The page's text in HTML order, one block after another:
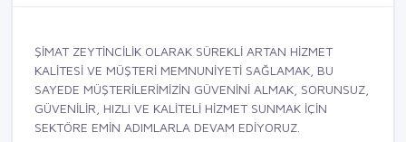
ŞİMAT ZEYTİNCİLİK OLARAK SÜREKLİ ARTAN HİZMET
KALİTESİ VE MÜŞTERİ MEMNUNİYETİ SAĞLAMAK, BU
SAYEDE MÜŞTERİLERİMİZİN GÜVENİNİ ALMAK, SORUNSUZ,
GÜVENİLİR, HIZLI VE KALİTELİ HİZMET SUNMAK İÇİN
SEKTÖRE EMİN ADIMLARLA DEVAM EDİYORUZ.